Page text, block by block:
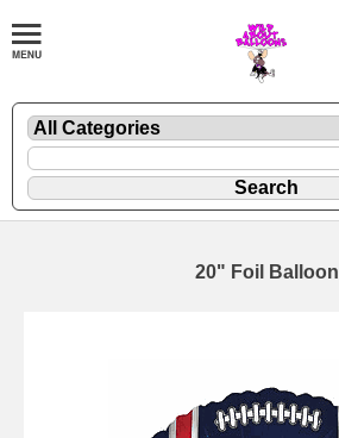
20" Foil Balloon